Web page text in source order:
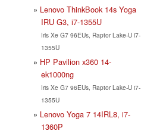
Lenovo ThinkBook 14s Yoga
IRU G3, i7-1355U
Iris Xe G7 96EUs, Raptor Lake-U i7-
1355U
HP Pavilion x360 14-
ek1000ng
Iris Xe G7 96EUs, Raptor Lake-U i7-
1355U
Lenovo Yoga 7 14IRL8, i7-
1360P